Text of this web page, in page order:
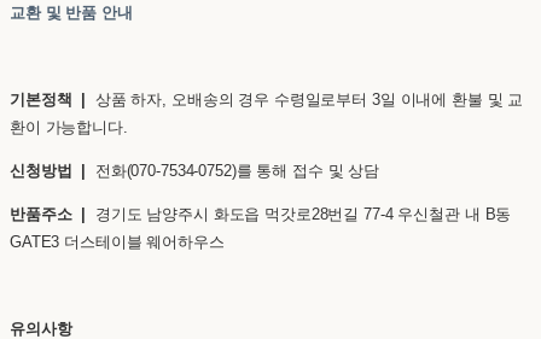
교환 및 반품 안내
기본정책 | 상품 하자, 오배송의 경우 수령일로부터 3일 이내에 환불 및 교
환이 가능합니다.
신청방법 | 전화(070-7534-0752)를 통해 접수 및 상담
반품주소 | 경기도 남양주시 화도읍 먹갓로28번길 77-4 우신철관 내 B동
GATE3 더스테이블 웨어하우스
유의사항